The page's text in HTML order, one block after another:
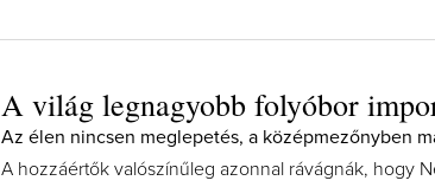
A világ legnagyobb folyóbor
Az élen nincsen meglepetés, a középmezőnyben
A hozzáértők valószínűleg azonnal rávágnák, hogy